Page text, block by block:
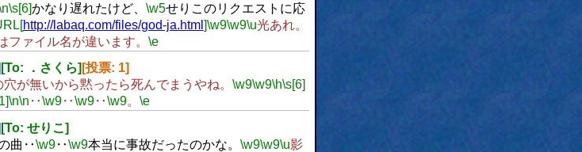
\s[6]かなり遅れたけど、 \w5せりこのリクエストに応
http://labaq.com/files/god-ja.html ]\w9\w9\u光あれ。
ファイル名が違います。 \e
[To: ．さくら] [投票: 1]
穴が無いから黙ったら死んでまうやね。 \w9\w9\h\s[6]
\n\n ‥\w9‥\w9‥\w9。 \e
[To: せりこ]
曲‥\w9‥\w9本当に事故だったのかな。 \w9\w9\u影